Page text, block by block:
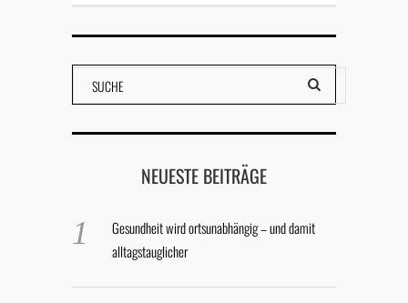
NEUESTE BEITRÄGE
Gesundheit wird ortsunabhängig – und damit
alltagstauglicher